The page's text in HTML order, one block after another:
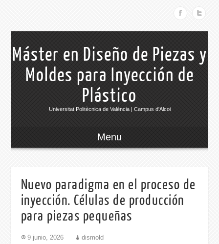
Máster en Diseño de Piezas y
Moldes para Inyección de
Plástico
Universitat Politècnica de València | Campus d'Alcoi
Menu
Nuevo paradigma en el proceso de
inyección. Células de producción
para piezas pequeñas
9 junio, 2026 dismold